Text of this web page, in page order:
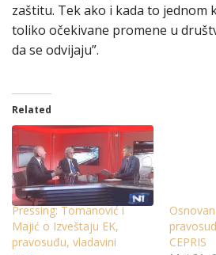
zaštitu. Tek ako i kada to jednom
toliko očekivane promene u
da se odvijaju”.
Related
Pressing: Tomanović i
Majić o Izveštaju EK,
pravosuđu, vladavini
CEPRIS